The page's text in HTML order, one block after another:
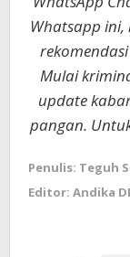
Whatsapp ini,
Mulai
update
pangan.
Penulis: Teguh
Editor: Andika